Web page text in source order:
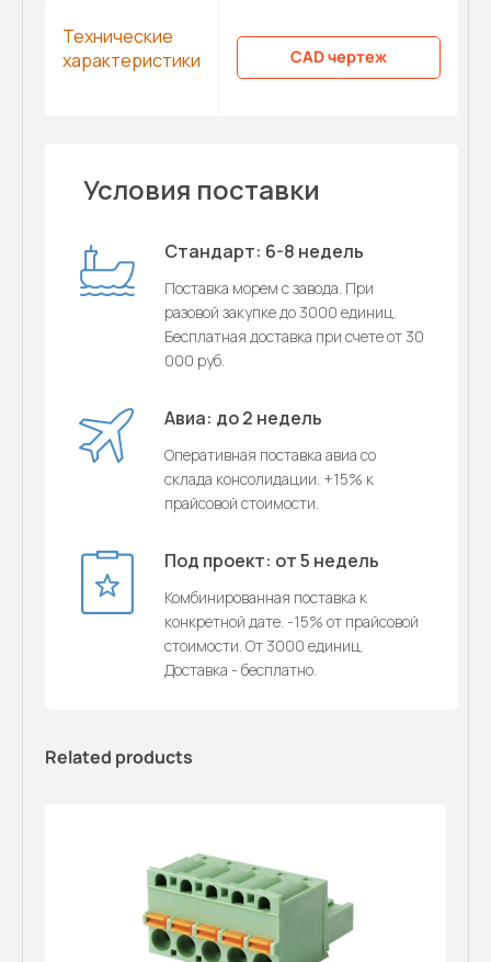
Технические
характеристики
CAD чертеж
Условия поставки
Стандарт: 6-8 недель
Поставка морем с завода. При
разовой закупке до 3000 единиц.
Бесплатная доставка при счете от 30
000 руб.
Авиа: до 2 недель
Оперативная поставка авиа со
склада консолидации. +15% к
прайсовой стоимости.
Под проект: от 5 недель
Комбинированная поставка к
конкретной дате. -15% от прайсовой
стоимости. От 3000 единиц.
Доставка - бесплатно.
Related products